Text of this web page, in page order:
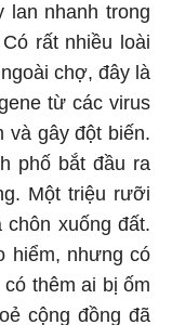
lan nhanh trong
rất nhiều loài
chợ, đây là
từ các virus
và gây đột biến.
phố bắt đầu ra
Một triệu rưỡi
xuống đất.
hiểm, nhưng có
thêm ai bị ốm
cộng đồng đã